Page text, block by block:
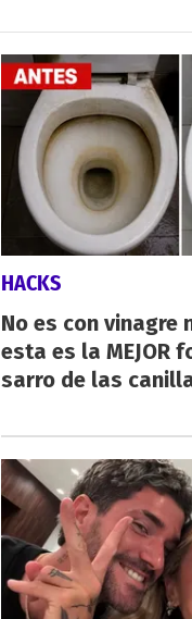
HACKS
No es con vinagre
esta es la MEJOR
sarro de las